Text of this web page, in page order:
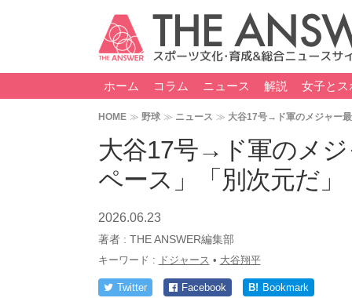
ホーム コラム ニュース 解説 女子とス
HOME 野球 ニュース 大谷17号→ド軍のメジャー
大谷17号→ド軍のメ
ペース」「別次元だ
2026.06.23
著者 : THE ANSWER編集部
キーワード : ドジャース • 大谷翔平
Twitter Facebook B! Bookmark